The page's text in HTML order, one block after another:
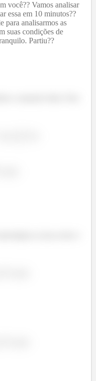
você?? Vamos analisar
essa em 10 minutos??
para analisarmos as
suas condições de
Partiu??